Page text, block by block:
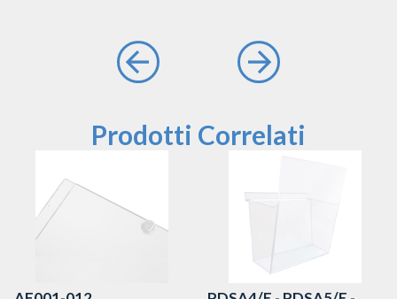
Prodotti Correlati